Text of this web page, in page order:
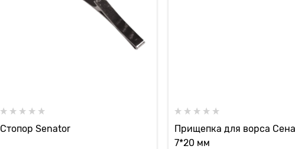
Стопор Senator
Прищепка для ворса
7*20 мм